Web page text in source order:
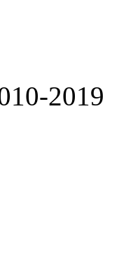
2019